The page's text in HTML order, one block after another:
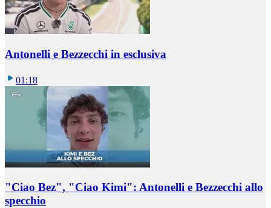
Antonelli e Bezzecchi in esclusiva
01:18
"Ciao Bez", "Ciao Kimi": Antonelli e Bezzecchi allo
specchio